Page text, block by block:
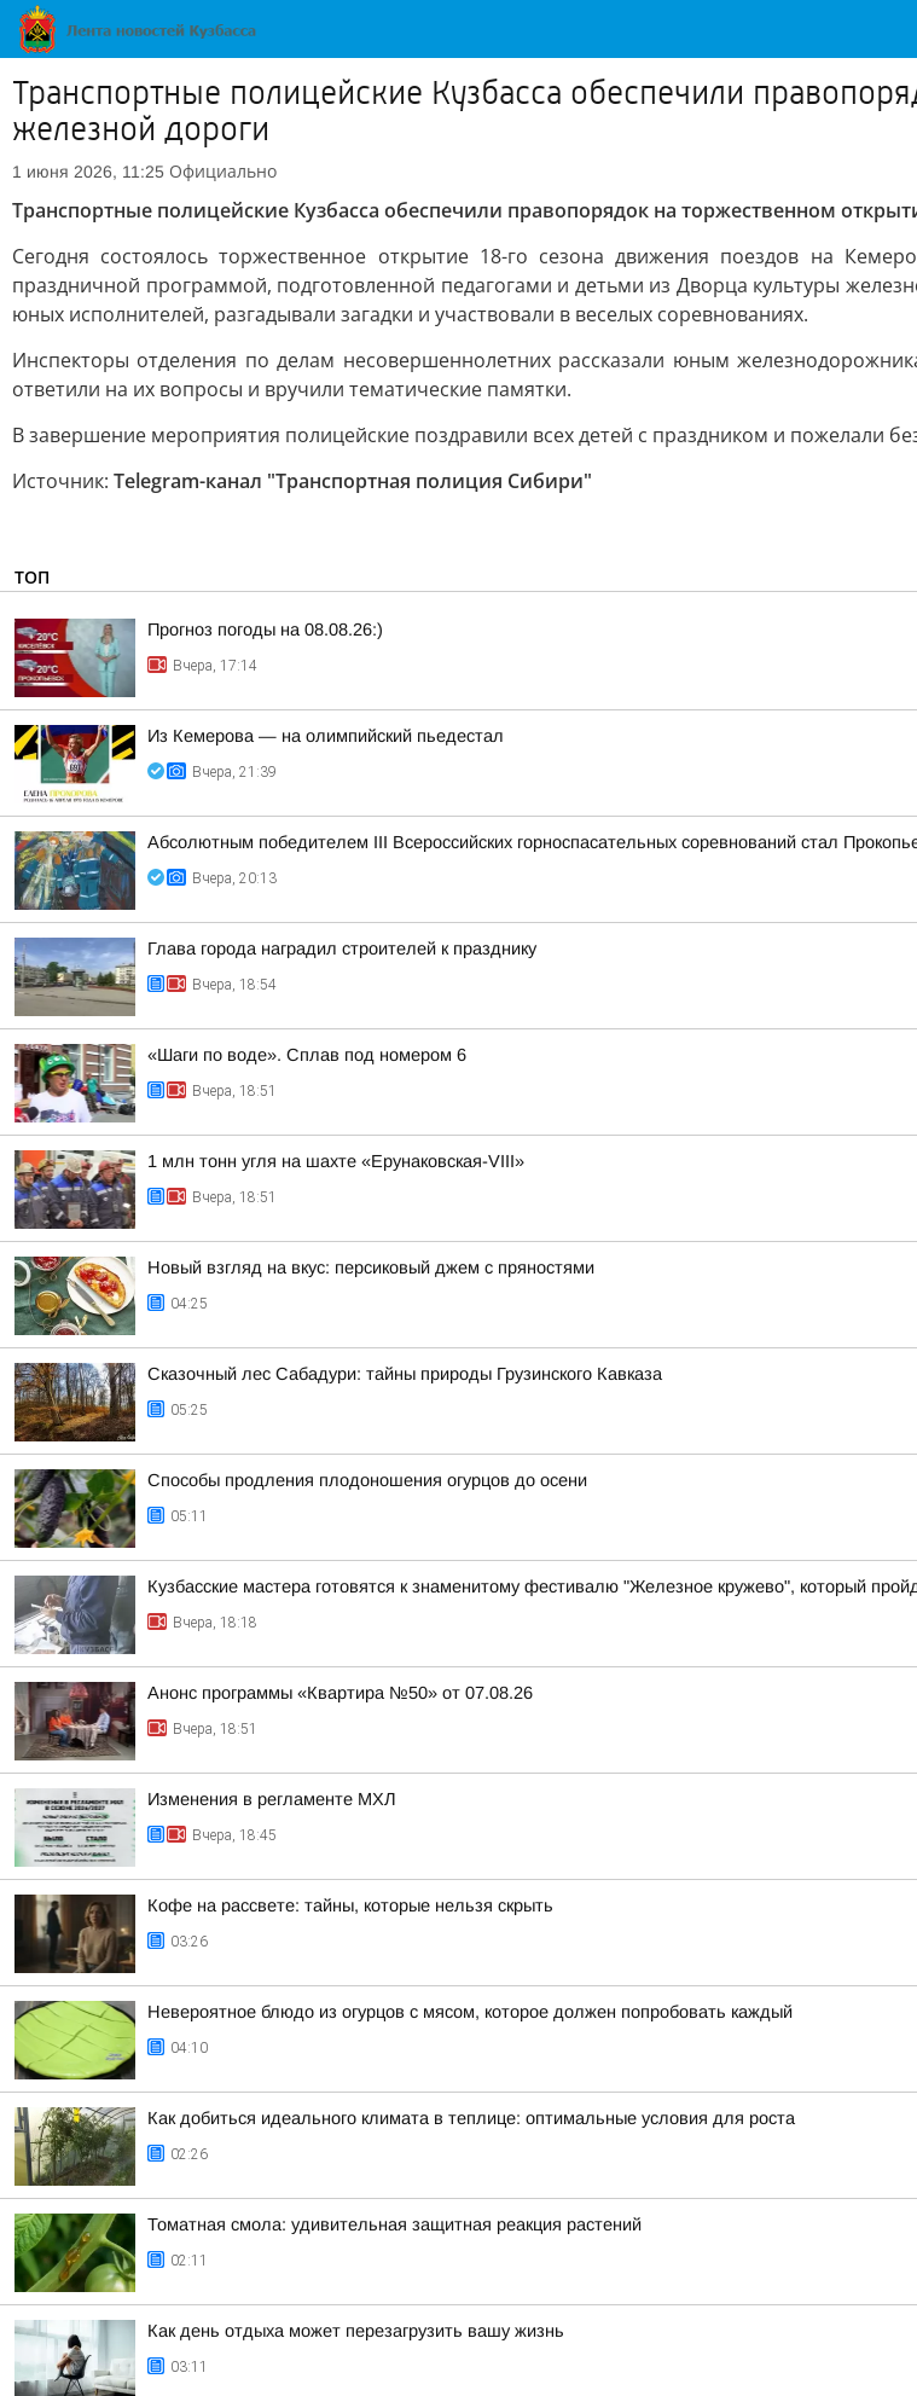
Транспортные полицейские Кузбасса обеспечили
железной дороги
1 июня 2026, 11:25 Официально
Транспортные полицейские Кузбасса обеспечили правопорядок на торжественном
Сегодня состоялось торжественное открытие 18-го сезона движения поездов на
праздничной программой, подготовленной педагогами и детьми из Дворца культуры
юных исполнителей, разгадывали загадки и участвовали в веселых соревнованиях.
Инспекторы отделения по делам несовершеннолетних рассказали юным
ответили на их вопросы и вручили тематические памятки.
В завершение мероприятия полицейские поздравили всех детей с праздником и пожелали
Источник: Telegram-канал "Транспортная полиция Сибири"
ТОП
Прогноз погоды на 08.08.26:)
Вчера, 17:14
Из Кемерова — на олимпийский пьедестал
Вчера, 21:39
Абсолютным победителем III Всероссийских горноспасательных соревнований стал
Вчера, 20:13
Глава города наградил строителей к празднику
Вчера, 18:54
«Шаги по воде». Сплав под номером 6
Вчера, 18:51
1 млн тонн угля на шахте «Ерунаковская-VIII»
Вчера, 18:51
Новый взгляд на вкус: персиковый джем с пряностями
04:25
Сказочный лес Сабадури: тайны природы Грузинского Кавказа
05:25
Способы продления плодоношения огурцов до осени
05:11
Кузбасские мастера готовятся к знаменитому фестивалю "Железное кружево", который
Вчера, 18:18
Анонс программы «Квартира №50» от 07.08.26
Вчера, 18:51
Изменения в регламенте МХЛ
Вчера, 18:45
Кофе на рассвете: тайны, которые нельзя скрыть
03:26
Невероятное блюдо из огурцов с мясом, которое должен попробовать каждый
04:10
Как добиться идеального климата в теплице: оптимальные условия для роста
02:26
Томатная смола: удивительная защитная реакция растений
02:11
Как день отдыха может перезагрузить вашу жизнь
03:11